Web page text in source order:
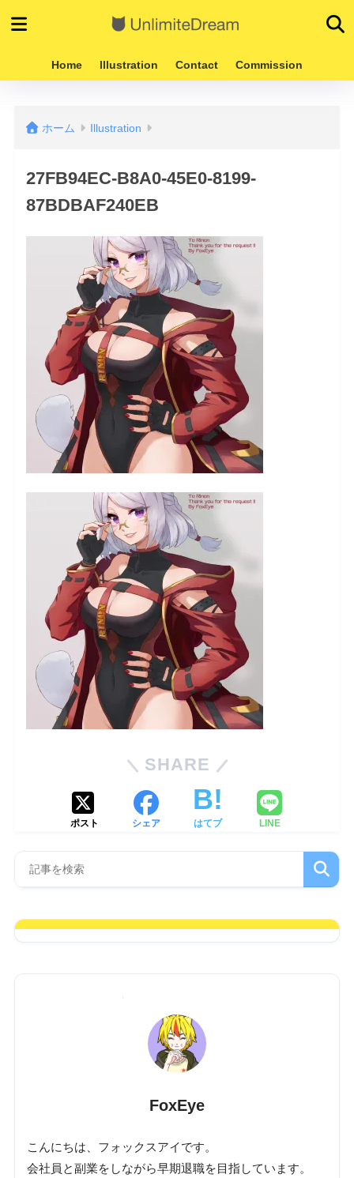
Home Illustration Contact Commission
ホーム Illustration
27FB94EC-B8A0-45E0-8199-
87BDBAF240EB
SHARE
ポスト シェア はてブ LINE
FoxEye
こんにちは、フォックスアイです。
会社員と副業をしながら早期退職を目指しています。